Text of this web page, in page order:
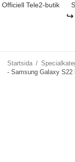
Officiell Tele2-butik
↪️
Startsida /
- Samsung Galaxy